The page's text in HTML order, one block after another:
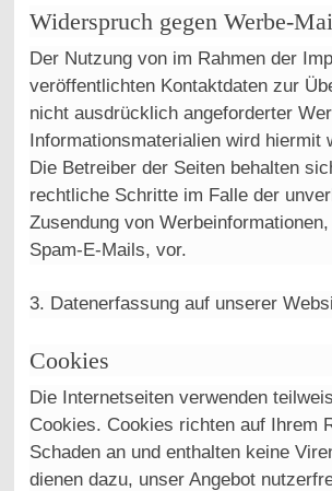
Widerspruch gegen Werbe-
Der Nutzung von im Rahmen der
veröffentlichten Kontaktdaten zur
nicht ausdrücklich angeforderter
Informationsmaterialien wird hiermit
Die Betreiber der Seiten behalten
rechtliche Schritte im Falle der
Zusendung von
Spam-E-Mails, vor.
3. Datenerfassung auf unserer
Cookies
Die Internetseiten verwenden
Cookies. Cookies richten auf Ihrem
Schaden an und enthalten keine
dienen dazu, unser Angebot